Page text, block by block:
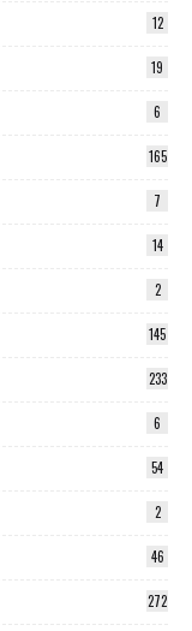
12
19
6
165
7
14
2
145
233
6
54
2
46
272